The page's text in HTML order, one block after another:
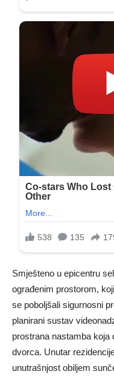
Smješteno u epicentru
ograđenim prostorom,
se poboljšali sigurnosni
planirani sustav
prostrana nastamba
dvorca. Unutar
unutrašnjost obiljem